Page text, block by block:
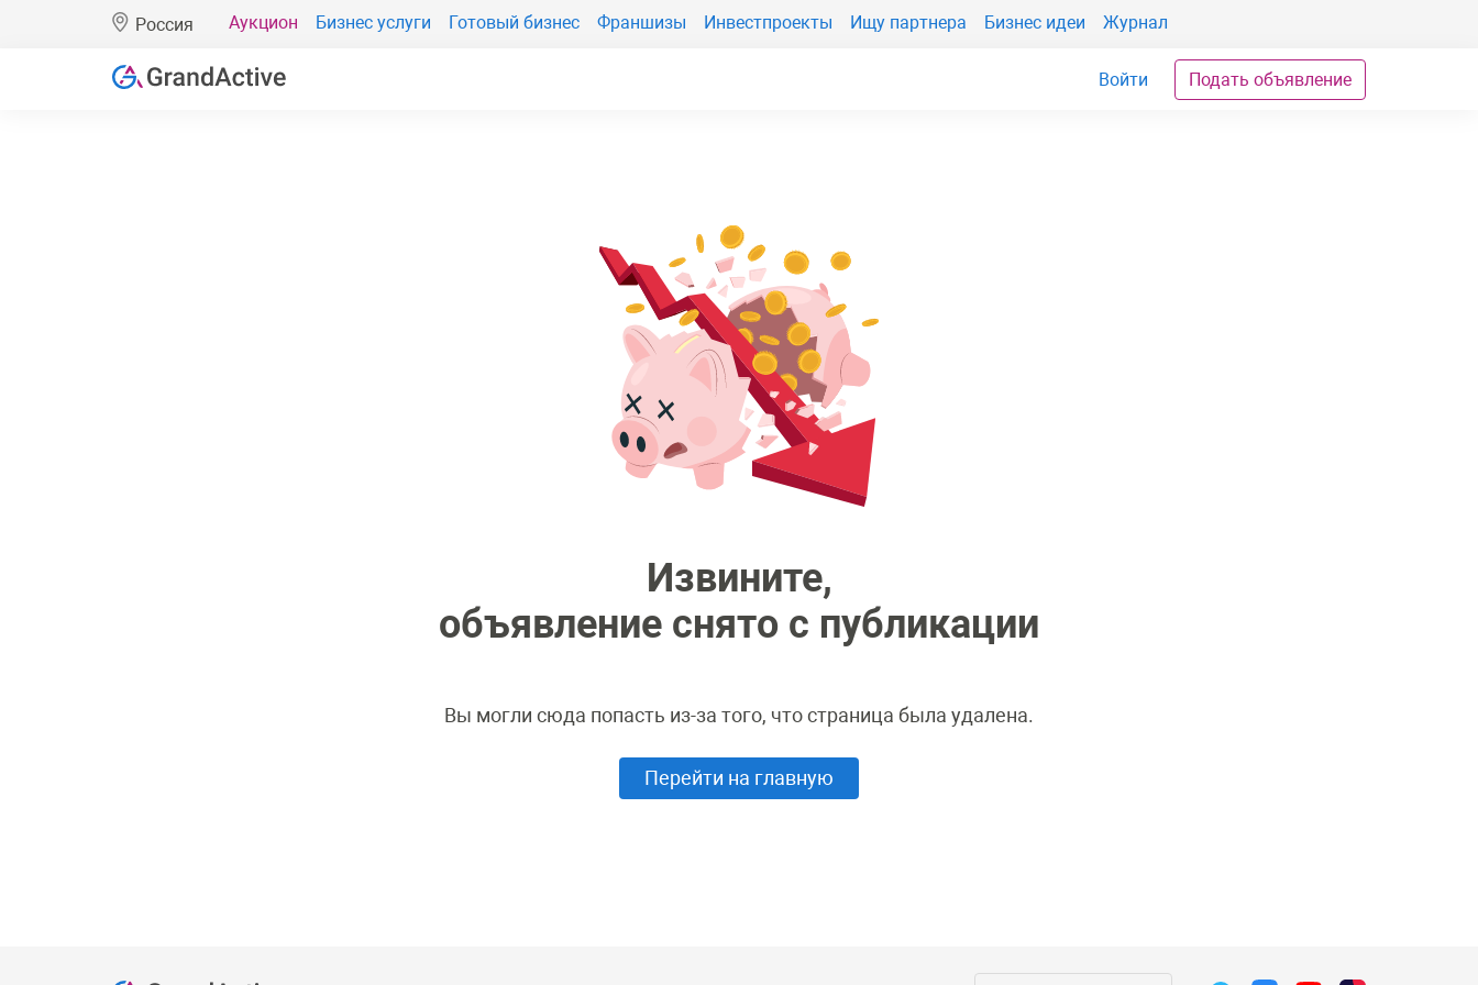
Россия Аукцион Бизнес услуги Готовый бизнес Франшизы Инвестпроекты Ищу партнера Бизнес идеи Журнал
Войти Подать объявление
Извините,
объявление снято с публикации
Вы могли сюда попасть из-за того, что страница была удалена.
Перейти на главную